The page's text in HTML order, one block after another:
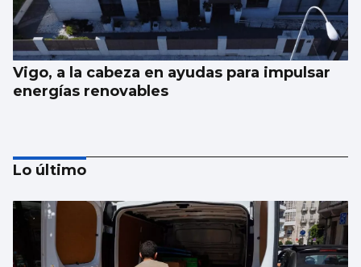
Vigo, a la cabeza en ayudas para impulsar
energías renovables
Lo último